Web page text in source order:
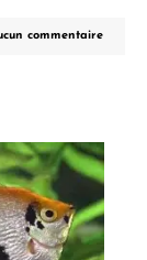
commentaire